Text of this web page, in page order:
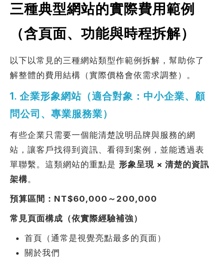
三種典型網站的實際費用範例
（含頁面、功能與時程拆解）
以下以常見的三種網站類型作範例拆解，幫助你了
解整體的費用結構（實際價格會依需求調整）。
1. 企業形象網站（適合對象：中小企業、顧
問公司、專業服務業）
有些企業只需要一個能清楚說明品牌與服務的網
站，讓客戶找得到資訊、看得到案例，並能透過表
單聯繫。這類網站的重點是 形象呈現 × 清楚的資訊
架構。
預算區間：NT$60,000～200,000
常見頁面構成（依實際經驗補強）
首頁（通常是視覺亮點最多的頁面）
關於我們